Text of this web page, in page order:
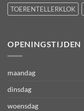
TOERENTELLERKLOK
OPENINGSTIJDEN
maandag
dinsdag
woensdag